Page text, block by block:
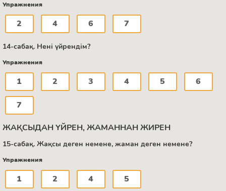
Упражнения
2 4 6 7
14-сабақ. Нені үйрендім?
Упражнения
1 2 3 4 5 6
7
ЖАҚСЫДАН ҮЙРЕН, ЖАМАННАН ЖИРЕН
15-сабақ. Жақсы деген немене, жаман деген немене?
Упражнения
1 2 4 5